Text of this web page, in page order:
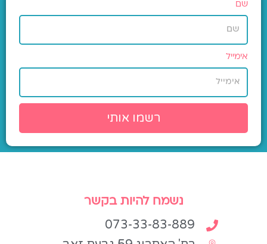
שם
אימייל
רשמו אותי
נשמח להיות בקשר
073-33-83-889